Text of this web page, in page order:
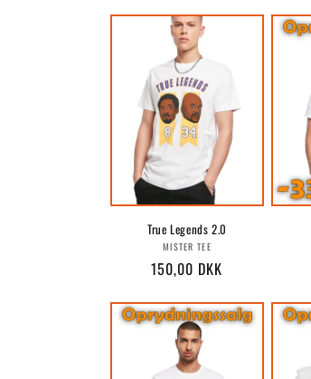
True Legends 2.0
Forhandler:
MISTER TEE
Normalpris
150,00 DKK